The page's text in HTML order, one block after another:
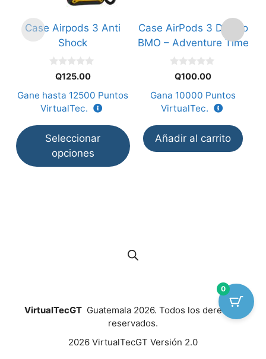
Case Airpods 3 Anti
Shock
5
Q125.00
Gane hasta 12500 Puntos
VirtualTec.
Seleccionar
opciones
se
la
página
producto
Case AirPods 3 Diseño
BMO – Adventure Time
5
Q100.00
Gana 10000 Puntos
VirtualTec.
Añadir al carrito
VirtualTecGTGuatemala 2026. Todos los derechos
reservados.
2026 VirtualTecGT Versión 2.0
0